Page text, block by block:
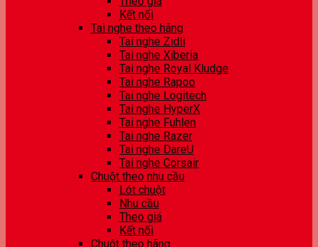
Kết nối
Tai nghe theo hãng
Tai nghe Zidli
Tai nghe Xiberia
Tai nghe Royal Kludge
Tai nghe Rapoo
Tai nghe Logitech
Tai nghe HyperX
Tai nghe Fuhlen
Tai nghe Razer
Tai nghe DareU
Tai nghe Corsair
Chuột theo nhu cầu
Lót chuột
Nhu cầu
Theo giá
Kết nối
Chuột theo hãng